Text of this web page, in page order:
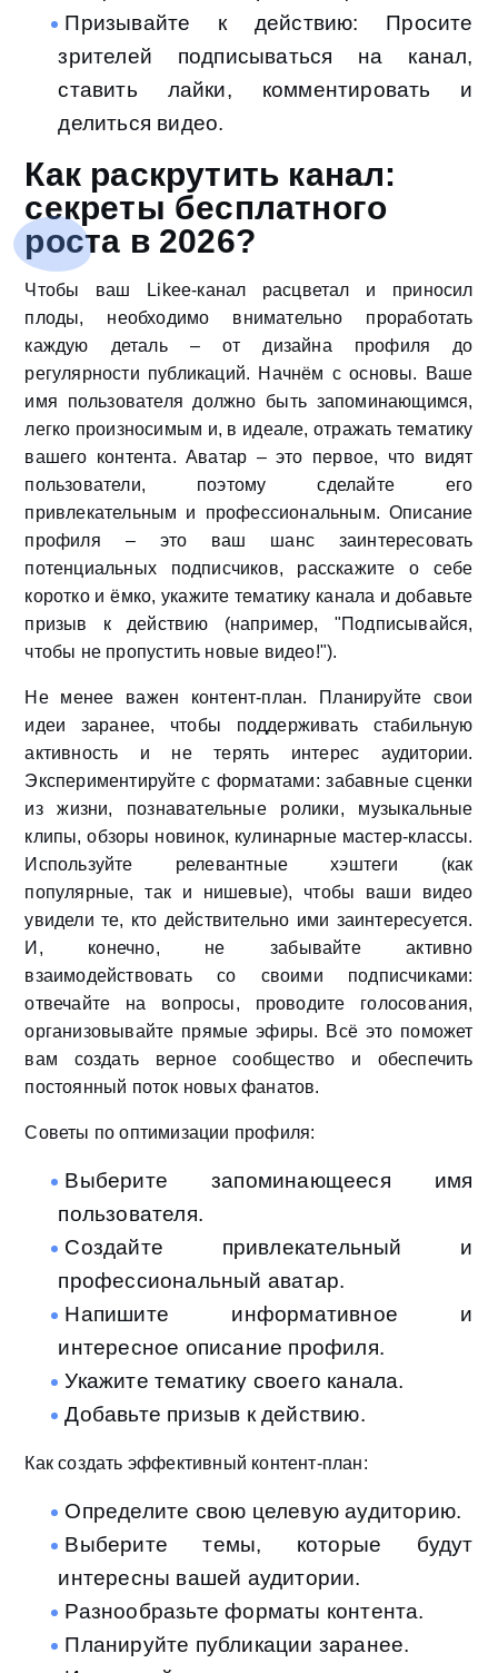
Призывайте к действию: Просите
зрителей подписываться на канал,
ставить лайки, комментировать и
делиться видео.
Как раскрутить канал:
секреты бесплатного
роста в 2026?
Чтобы ваш Likee-канал расцветал и приносил
плоды, необходимо внимательно проработать
каждую деталь – от дизайна профиля до
регулярности публикаций. Начнём с основы. Ваше
имя пользователя должно быть запоминающимся,
легко произносимым и, в идеале, отражать тематику
вашего контента. Аватар – это первое, что видят
пользователи, поэтому сделайте его
привлекательным и профессиональным. Описание
профиля – это ваш шанс заинтересовать
потенциальных подписчиков, расскажите о себе
коротко и ёмко, укажите тематику канала и добавьте
призыв к действию (например, "Подписывайся,
чтобы не пропустить новые видео!").
Не менее важен контент-план. Планируйте свои
идеи заранее, чтобы поддерживать стабильную
активность и не терять интерес аудитории.
Экспериментируйте с форматами: забавные сценки
из жизни, познавательные ролики, музыкальные
клипы, обзоры новинок, кулинарные мастер-классы.
Используйте релевантные хэштеги (как
популярные, так и нишевые), чтобы ваши видео
увидели те, кто действительно ими заинтересуется.
И, конечно, не забывайте активно
взаимодействовать со своими подписчиками:
отвечайте на вопросы, проводите голосования,
организовывайте прямые эфиры. Всё это поможет
вам создать верное сообщество и обеспечить
постоянный поток новых фанатов.
Советы по оптимизации профиля:
Выберите запоминающееся имя
пользователя.
Создайте привлекательный и
профессиональный аватар.
Напишите информативное и
интересное описание профиля.
Укажите тематику своего канала.
Добавьте призыв к действию.
Как создать эффективный контент-план:
Определите свою целевую аудиторию.
Выберите темы, которые будут
интересны вашей аудитории.
Разнообразьте форматы контента.
Планируйте публикации заранее.